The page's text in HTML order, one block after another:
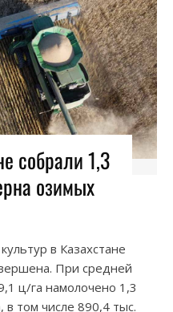
собрали 1,3
озимых
в Казахстане
При средней
ц/га намолочено 1,3
в том числе 890,4 тыс.